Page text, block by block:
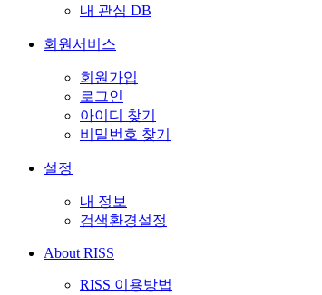
내 관심 DB
회원서비스
회원가입
로그인
아이디 찾기
비밀번호 찾기
설정
내 정보
검색환경설정
About RISS
RISS 이용방법